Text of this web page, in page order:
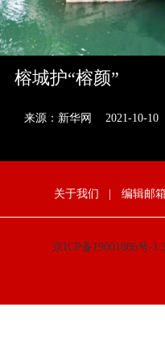
榕城护“榕颜”
来源：新华网 2021-10-10
关于我们 | 编辑邮
京ICP备19001086号-1